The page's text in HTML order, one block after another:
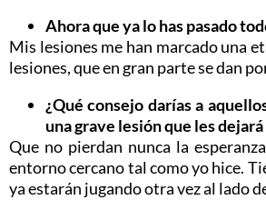
Ahora que ya lo has pasado
Mis lesiones me han marcado una
lesiones, que en gran parte se dan
¿Qué consejo darías a
una grave lesión que les
Que no pierdan nunca la
entorno cercano tal como yo hice.
ya estarán jugando otra vez al lado